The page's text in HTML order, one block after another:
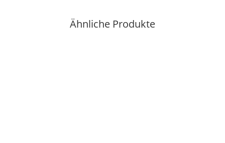
Ähnliche Produkte